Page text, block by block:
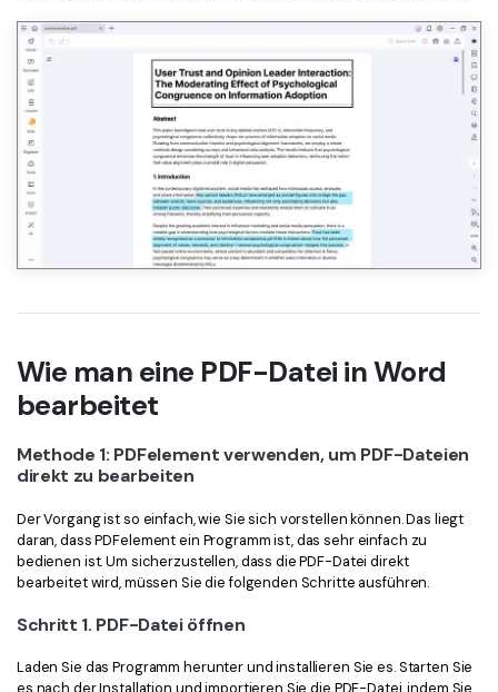
Wie man eine PDF-Datei in Word
bearbeitet
Methode 1: PDFelement verwenden, um PDF-Dateien
direkt zu bearbeiten
Der Vorgang ist so einfach, wie Sie sich vorstellen können. Das liegt
daran, dass PDFelement ein Programm ist, das sehr einfach zu
bedienen ist. Um sicherzustellen, dass die PDF-Datei direkt
bearbeitet wird, müssen Sie die folgenden Schritte ausführen.
Schritt 1. PDF-Datei öffnen
Laden Sie das Programm herunter und installieren Sie es. Starten Sie
es nach der Installation und importieren Sie die PDF-Datei, indem Sie